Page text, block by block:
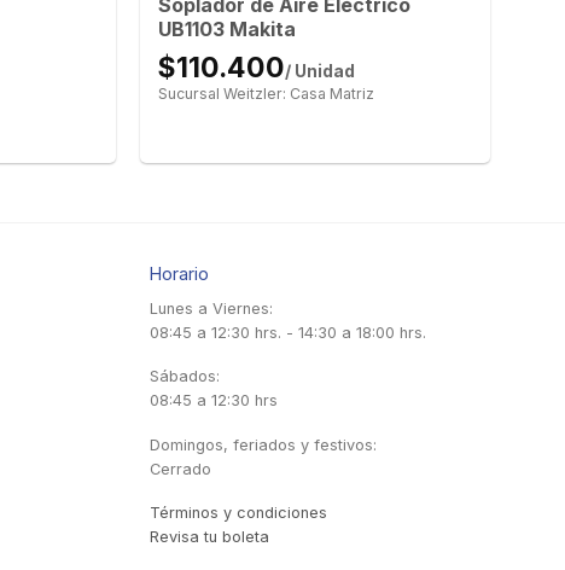
UB1103 Makita
$110.400/ Unidad
Sucursal Weitzler: Casa Matriz
Horario
Lunes a Viernes:
08:45 a 12:30 hrs. - 14:30 a 18:00 hrs.
Sábados:
08:45 a 12:30 hrs
Domingos, feriados y festivos:
Cerrado
Términos y condiciones
Revisa tu boleta